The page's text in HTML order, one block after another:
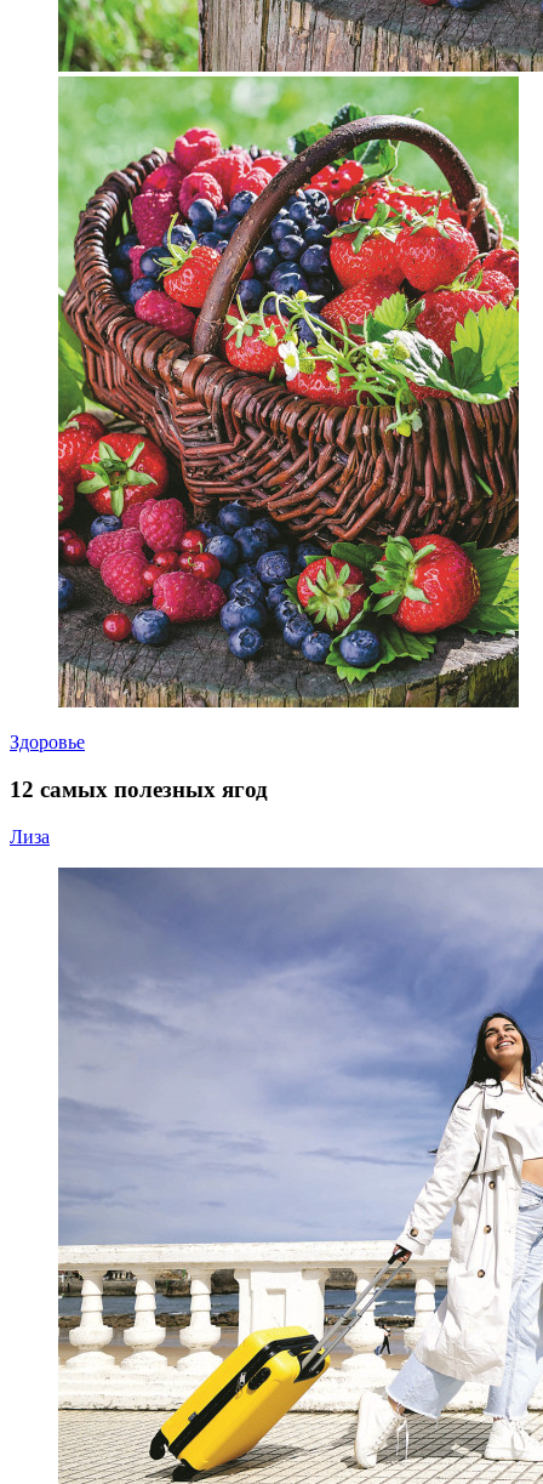
Здоровье
12 самых полезных ягод
Лиза